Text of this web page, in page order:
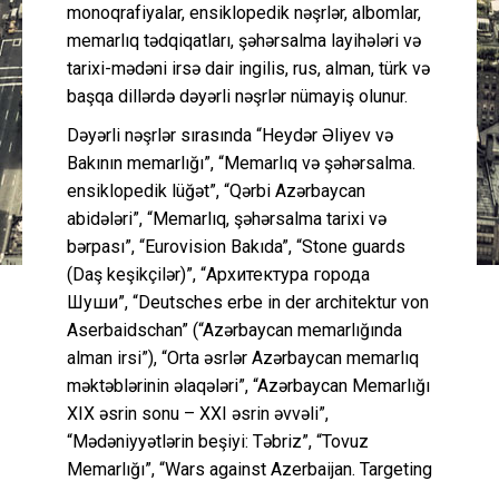
monoqrafiyalar, ensiklopedik nəşrlər, albomlar,
memarlıq tədqiqatları, şəhərsalma layihələri və
tarixi-mədəni irsə dair ingilis, rus, alman, türk və
başqa dillərdə dəyərli nəşrlər nümayiş olunur.
Dəyərli nəşrlər sırasında “Heydər Əliyev və
Bakının memarlığı”, “Memarlıq və şəhərsalma.
ensiklopedik lüğət”, “Qərbi Azərbaycan
abidələri”, “Memarlıq, şəhərsalma tarixi və
bərpası”, “Eurovision Bakıda”, “Stone guards
(Daş keşikçilər)”, “Архитектура города
Шуши”, “Deutsches erbe in der architektur von
Aserbaidschan” (“Azərbaycan memarlığında
alman irsi”), “Orta əsrlər Azərbaycan memarlıq
məktəblərinin əlaqələri”, “Azərbaycan Memarlığı
XIX əsrin sonu – XXI əsrin əvvəli”,
“Mədəniyyətlərin beşiyi: Təbriz”, “Tovuz
Memarlığı”, “Wars against Azerbaijan. Targeting